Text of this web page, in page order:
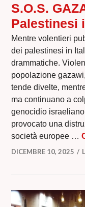
S.O.S.
Palestinesi
Mentre volentieri
dei palestinesi in
drammatiche.
popolazione
tende divelte,
ma continuano a
genocidio
provocato una
società europee …
DICEMBRE 10, 2025